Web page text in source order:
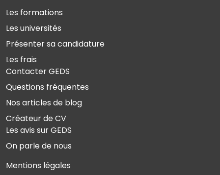
Les formations
Les universités
Présenter sa candidature
Les frais
Contacter GEDS
Questions fréquentes
Nos articles de blog
Créateur de CV
Les avis sur GEDS
On parle de nous
Mentions légales